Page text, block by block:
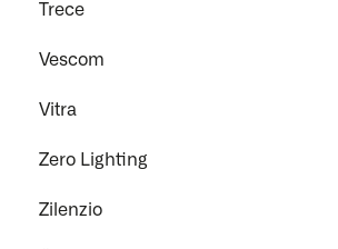
Trece
Vescom
Vitra
Zero Lighting
Zilenzio